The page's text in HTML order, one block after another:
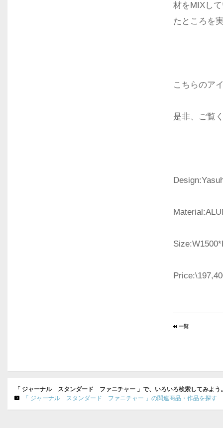
材をMIXし
たところを
こちらのア
是非、ご覧
「 ジャーナル スタンダード ファニチャー 」で、いろいろ検索してみよう
「 ジャーナル スタンダード ファニチャー 」の関連商品・作品を探す